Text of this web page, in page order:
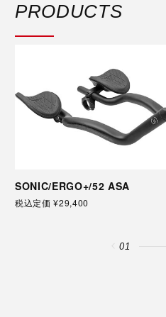
PRODUCTS
SONIC/ERGO+/52 ASA
税込定価 ¥29,400
01